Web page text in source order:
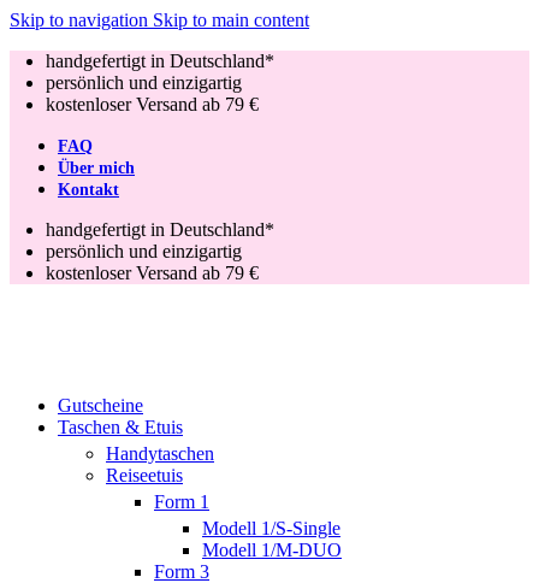
Skip to navigation Skip to main content
handgefertigt in Deutschland*
persönlich und einzigartig
kostenloser Versand ab 79 €
FAQ
Über mich
Kontakt
handgefertigt in Deutschland*
persönlich und einzigartig
kostenloser Versand ab 79 €
Gutscheine
Taschen & Etuis
Handytaschen
Reiseetuis
Form 1
Modell 1/S-Single
Modell 1/M-DUO
Form 3